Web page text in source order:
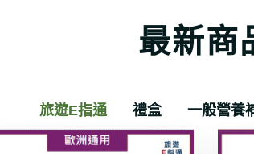
最新商
旅遊E指通 禮盒 一般營養